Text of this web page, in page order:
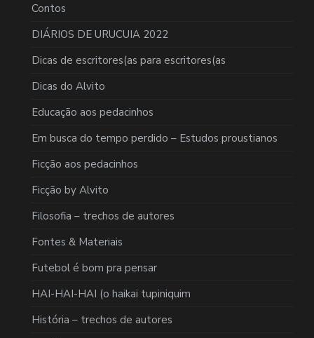
Contos
DIÁRIOS DE URUCUIA 2022
Dicas de escritores(as para escritores(as
Dicas do Alvito
Educação aos pedacinhos
Em busca do tempo perdido – Estudos proustianos
Ficção aos pedacinhos
Ficção by Alvito
Filosofia – trechos de autores
Fontes & Materiais
Futebol é bom pra pensar
HAI-HAI-HAI (o haikai tupiniquim
História – trechos de autores